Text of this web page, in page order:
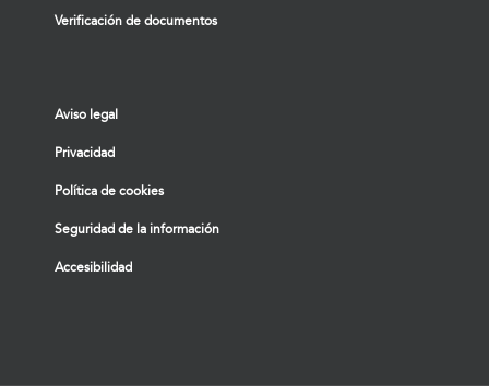
Verificación de documentos
Aviso legal
Privacidad
Política de cookies
Seguridad de la información
Accesibilidad